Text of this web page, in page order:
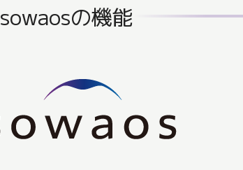
sowaosの機能